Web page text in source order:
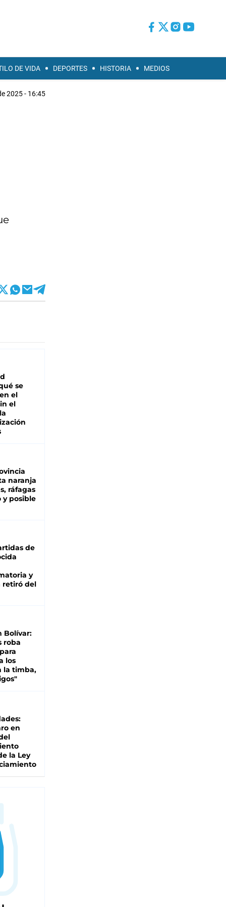
DE VIDA DEPORTES HISTORIA MEDIOS
2025 - 16:45
se
el
el
naranja
ráfagas
y posible
de
y
retiró del
Bolívar:
roba
los
la timba,
en
la Ley